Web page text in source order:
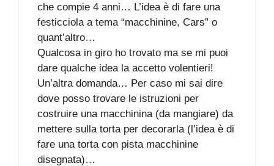
che compie 4 anni… L’idea è di fare una
festicciola a tema “macchinine, Cars” o
quant’altro…
Qualcosa in giro ho trovato ma se mi puoi
dare qualche idea la accetto volentieri!
Un’altra domanda… Per caso mi sai dire
dove posso trovare le istruzioni per
costruire una macchinina (da mangiare) da
mettere sulla torta per decorarla (l’idea è di
fare una torta con pista macchinine
disegnata)…